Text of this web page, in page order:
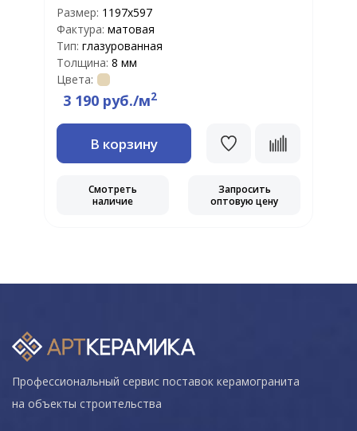
Размер: 1197х597
Фактура: матовая
Тип: глазурованная
Толщина: 8 мм
Цвета:
3 190 руб./м2
В корзину
Смотреть
наличие
Запросить
оптовую цену
Профессиональный сервис поставок керамогранита
на объекты строительства